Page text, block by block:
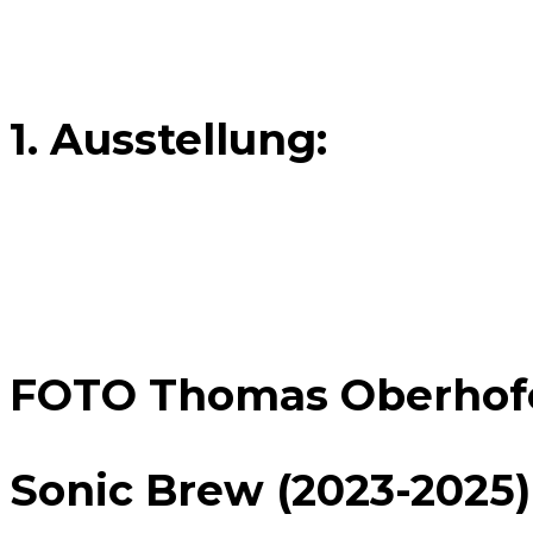
1. Ausstellung:
FOTO Thomas
Sonic Brew (2023-2025)